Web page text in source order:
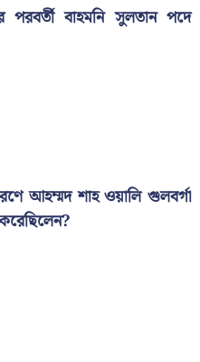
বাহমনি সুলতান পদে
আহম্মদ শাহ ওয়ালি গুলবর্গা